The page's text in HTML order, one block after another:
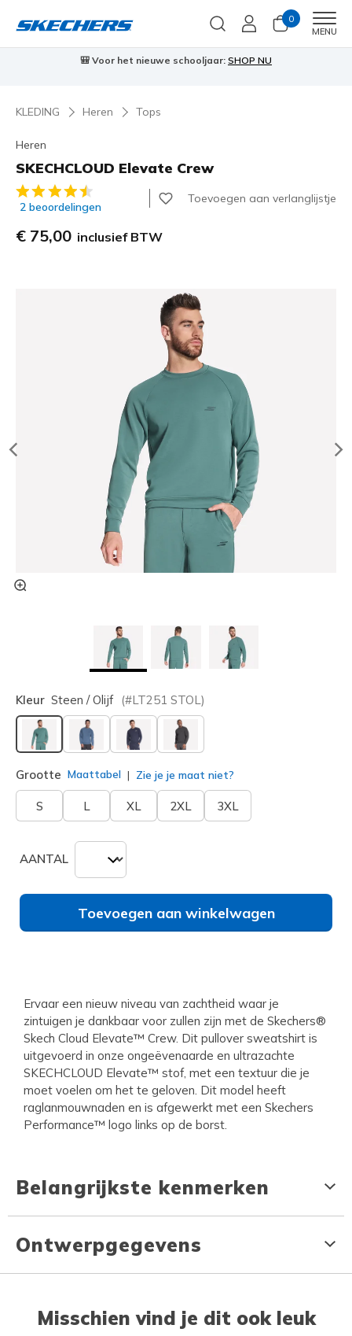
0
MENU
🎒 Voor het nieuwe schooljaar: SHOP NU
KLEDING Heren Tops
Heren
SKECHCLOUD Elevate Crew
3,3 van de 5 klantbeoordelingen
2 beoordelingen
Toevoegen aan verlanglijstje
€ 75,00 inclusief BTW
Kleur Steen / Olijf (#LT251 STOL )
geselecteerd
Grootte Maattabel Zie je je maat niet?
S L XL 2XL 3XL
AANTAL
Toevoegen aan winkelwagen
Ervaar een nieuw niveau van zachtheid waar je
zintuigen je dankbaar voor zullen zijn met de Skechers®
Skech Cloud Elevate™ Crew. Dit pullover sweatshirt is
uitgevoerd in onze ongeëvenaarde en ultrazachte
SKECHCLOUD Elevate™ stof, met een textuur die je
moet voelen om het te geloven. Dit model heeft
raglanmouwnaden en is afgewerkt met een Skechers
Performance™ logo links op de borst.
Belangrijkste kenmerken
Ontwerpgegevens
Misschien vind je dit ook leuk